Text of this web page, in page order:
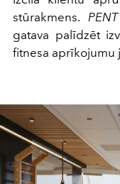
stūrakmens. PENT
gatava palīdzēt
fitnesa aprīkojumu